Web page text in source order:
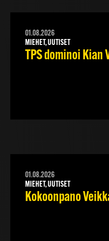
01.08.2026
MIEHET, UUTISET
TPS dominoi
01.08.2026
MIEHET, UUTISET
Kokoonpano